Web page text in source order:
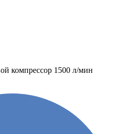
компрессор 1500 л/мин